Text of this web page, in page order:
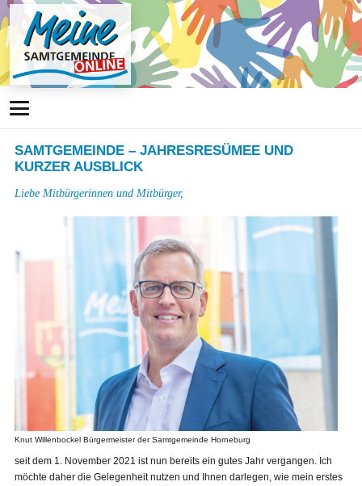
SAMTGEMEINDE – JAHRESRESÜMEE UND
KURZER AUSBLICK
Liebe Mitbürgerinnen und Mitbürger,
Knut Willenbockel Bürgermeister der Samtgemeinde Horneburg
seit dem 1. November 2021 ist nun bereits ein gutes Jahr vergangen. Ich
möchte daher die Gelegenheit nutzen und Ihnen darlegen, wie mein erstes